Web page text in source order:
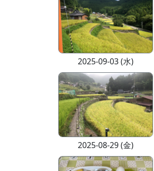
2025-09-03 (水)
2025-08-29 (金)